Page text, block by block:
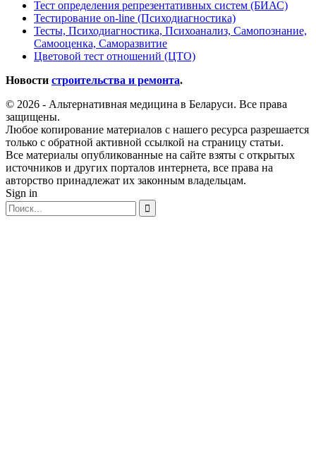
Тест определения репрезентативных систем (БИАС)
Тестирование on-line (Психодиагностика)
Тесты, Психодиагностика, Психоанализ, Самопознание,
Самооценка, Саморазвитие
Цветовой тест отношений (ЦТО)
Новости строительства и ремонта.
© 2026 - Альтернативная медицина в Беларуси. Все права
защищены.
Любое копирование материалов с нашего ресурса разрешается
только с обратной активной ссылкой на страницу статьи.
Все материалы опубликованные на сайте взяты с открытых
источников и других порталов интернета, все права на
авторство принадлежат их законным владельцам.
Sign in